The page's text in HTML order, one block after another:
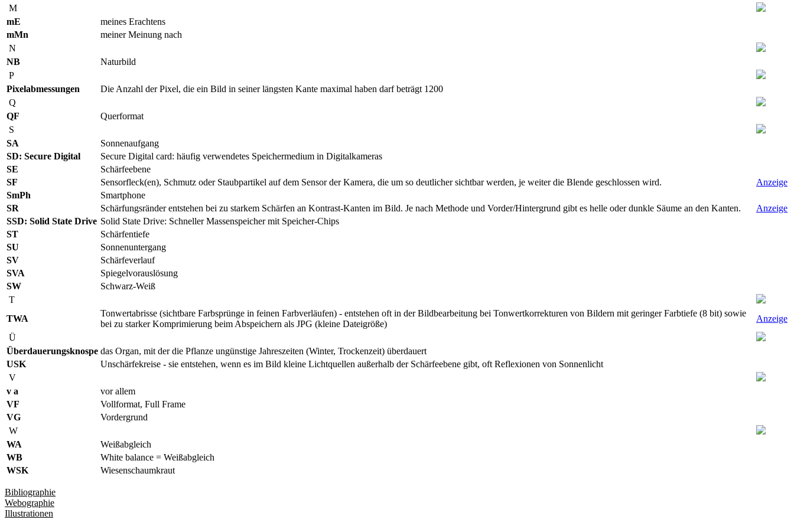
M
mE
meines Erachtens
mMn
meiner Meinung nach
N
NB
Naturbild
P
Pixelabmessungen
Die Anzahl der Pixel, die ein Bild in seiner längsten Kante maximal haben darf beträgt 1200
Q
QF
Querformat
S
SA
Sonnenaufgang
SD: Secure Digital
Secure Digital card: häufig verwendetes Speichermedium in Digitalkameras
SE
Schärfeebene
SF
Sensorfleck(en), Schmutz oder Staubpartikel auf dem Sensor der Kamera, die um so deutlicher sichtbar werden, je weiter die Blende geschlossen wird.
Anzeige
SmPh
Smartphone
SR
Schärfungsränder entstehen bei zu starkem Schärfen an Kontrast-Kanten im Bild. Je nach Methode und Vorder/Hintergrund gibt es helle oder dunkle Säume an den Kanten.
Anzeige
SSD: Solid State Drive Solid State Drive: Schneller Massenspeicher mit Speicher-Chips
ST
Schärfentiefe
SU
Sonnenuntergang
SV
Schärfeverlauf
SVA
Spiegelvorauslösung
SW
Schwarz-Weiß
T
TWA
Tonwertabrisse (sichtbare Farbsprünge in feinen Farbverläufen) - entstehen oft in der Bildbearbeitung bei Tonwertkorrekturen von Bildern mit geringer Farbtiefe (8 bit) sowie
bei zu starker Komprimierung beim Abspeichern als JPG (kleine Dateigröße)
Anzeige
Ü
Überdauerungsknospe das Organ, mit der die Pflanze ungünstige Jahreszeiten (Winter, Trockenzeit) überdauert
USK
Unschärfekreise - sie entstehen, wenn es im Bild kleine Lichtquellen außerhalb der Schärfeebene gibt, oft Reflexionen von Sonnenlicht
V
v a
vor allem
VF
Vollformat, Full Frame
VG
Vordergrund
W
WA
Weißabgleich
WB
White balance = Weißabgleich
WSK
Wiesenschaumkraut
Bibliographie
Webographie
Illustrationen